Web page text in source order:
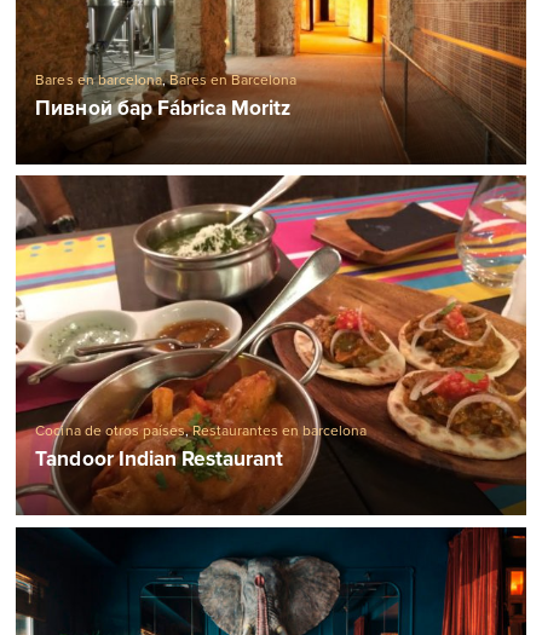
Bares en barcelona,Bares en Barcelona
Пивной бар Fábrica Moritz
Cocina de otros países,Restaurantes en barcelona
Tandoor Indian Restaurant